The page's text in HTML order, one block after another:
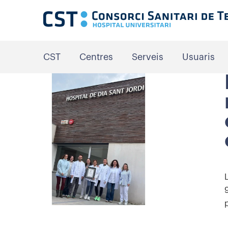
CST Centres Serveis Usuaris